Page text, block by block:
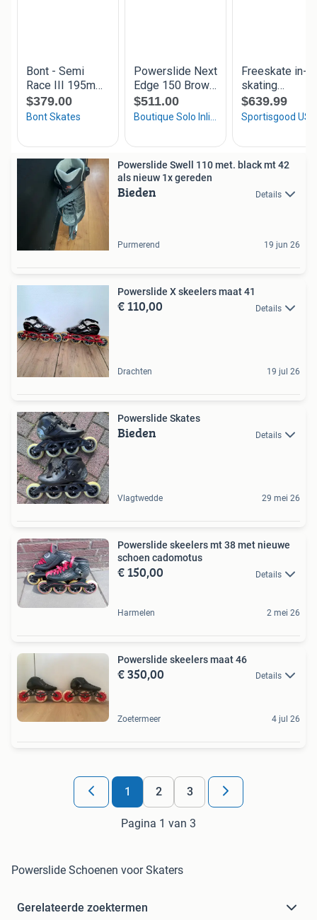
Powerslide Swell 110 met. black mt 42
als nieuw 1x gereden
Bieden Details
Purmerend 19 jun 26
Powerslide X skeelers maat 41
€ 110,00 Details
Drachten 19 jul 26
Powerslide Skates
Bieden Details
Vlagtwedde 29 mei 26
Powerslide skeelers mt 38 met nieuwe
schoen cadomotus
€ 150,00 Details
Harmelen 2 mei 26
Powerslide skeelers maat 46
€ 350,00 Details
Zoetermeer 4 jul 26
1 2 3
Pagina 1 van 3
Powerslide Schoenen voor Skaters
Gerelateerde zoektermen